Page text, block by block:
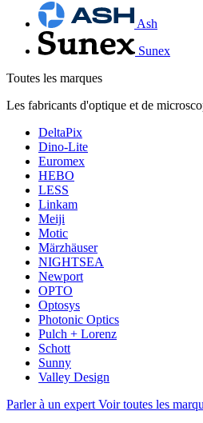
Ash
Sunex
Toutes les marques
Les fabricants d'optique et de
DeltaPix
Dino-Lite
Euromex
HEBO
LESS
Linkam
Meiji
Motic
Märzhäuser
NIGHTSEA
Newport
OPTO
Optosys
Photonic Optics
Pulch + Lorenz
Schott
Sunny
Valley Design
Parler à un expert Voir toutes les